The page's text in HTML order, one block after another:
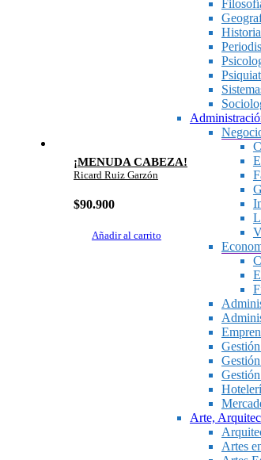
Historia
Arte,
Artes
¡MENUDA CABEZA!
Ricard Ruiz Garzón
$90.900
Añadir al carrito